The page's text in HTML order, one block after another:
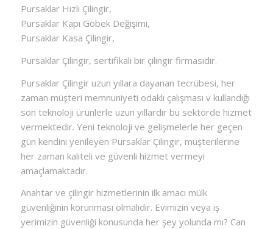
Pursaklar Hızlı Çilingir,
Pursaklar Kapı Göbek Değişimi,
Pursaklar Kasa Çilingir,
Pursaklar Çilingir, sertifikalı bir çilingir firmasıdır.
Pursaklar Çilingir uzun yıllara dayanan tecrübesi, her
zaman müşteri memnuniyeti odaklı çalışması v kullandığı
son teknoloji ürünlerle uzun yıllardır bu sektörde hizmet
vermektedir. Yeni teknoloji ve gelişmelerle her geçen
gün kendini yenileyen Pursaklar Çilingir, müşterilerine
her zaman kaliteli ve güvenli hizmet vermeyi
amaçlamaktadır.
Anahtar ve çilingir hizmetlerinin ilk amacı mülk
güvenliğinin korunması olmalıdır. Evimizin veya iş
yerimizin güvenliği konusunda her şey yolunda mı? Can